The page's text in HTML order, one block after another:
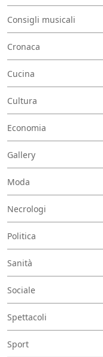
Consigli musicali
Cronaca
Cucina
Cultura
Economia
Gallery
Moda
Necrologi
Politica
Sanità
Sociale
Spettacoli
Sport